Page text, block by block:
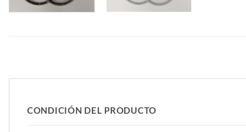
CONDICIÓN DEL PRODUCTO